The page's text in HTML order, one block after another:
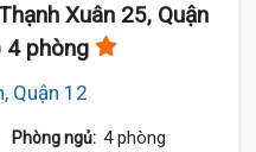
Xuân 25, Quận
4 phòng
Quận 12
Phòng ngủ: 4 phòng